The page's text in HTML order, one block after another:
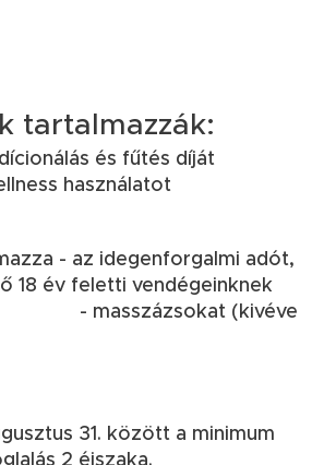
tartalmazzák:
és fűtés díját
használatot
- az idegenforgalmi adót,
18 év feletti vendégeinknek
(kivéve
31. között a minimum
2 éjszaka.